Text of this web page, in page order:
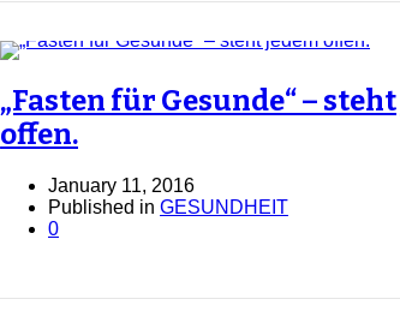
„Fasten für Gesunde“ –
offen.
January 11, 2016
Published in GESUNDHEIT
0